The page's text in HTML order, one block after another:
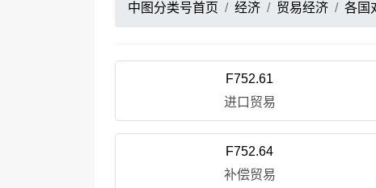
中图分类号首页 经济 贸易经济 各国
F752.61
进口贸易
F752.64
补偿贸易